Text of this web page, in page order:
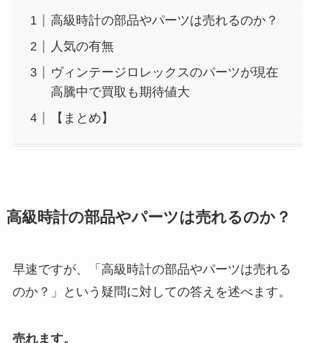
高級時計の部品やパーツは売れるのか？
人気の有無
ヴィンテージロレックスのパーツが現在
高騰中で買取も期待値大
【まとめ】
高級時計の部品やパーツは売れるのか？
早速ですが、「高級時計の部品やパーツは売れる
のか？」という疑問に対しての答えを述べます。
売れます。